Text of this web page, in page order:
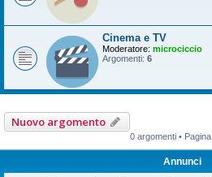
Cinema e TV
Moderatore: microciccio
Argomenti: 6
Nuovo argomento
0 argomenti • Pagina
Annunci